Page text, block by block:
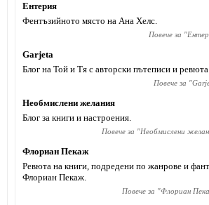
Ентерия
Фентъзийното място на Ана Хелс.
Повече за "
Garjeta
Блог на Той и Тя с авторски пътеписи и
Повече за "
Необмислени желания
Блог за книги и настроения.
Повече за "Необмислени
Флориан Пекаж
Ревюта на книги, подредени по жанрове и
Флориан Пекаж.
Повече за "Флориан